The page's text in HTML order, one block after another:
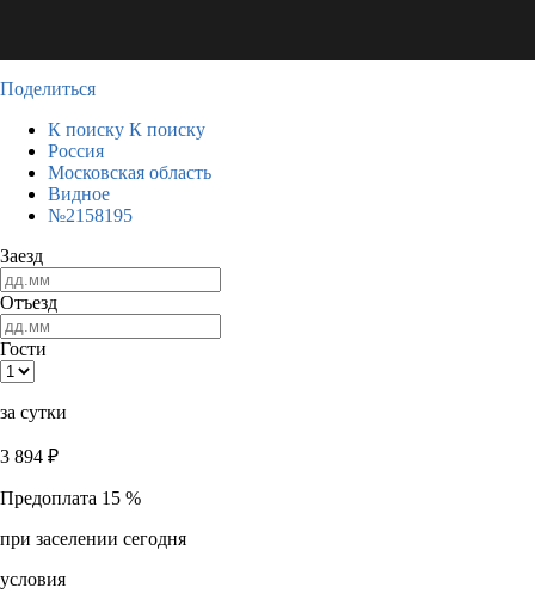
Поделиться
К поиску К поиску
Россия
Московская область
Видное
№2158195
Заезд
Отъезд
Гости
за сутки
3 894 ₽
Предоплата 15 %
при заселении сегодня
условия